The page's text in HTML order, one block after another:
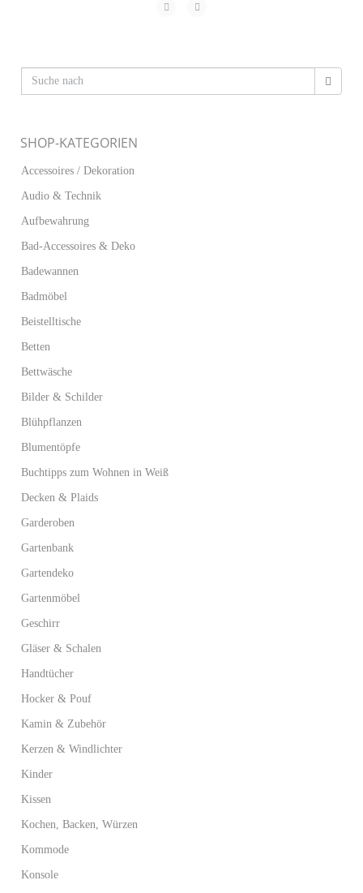
SHOP-KATEGORIEN
Accessoires / Dekoration
Audio & Technik
Aufbewahrung
Bad-Accessoires & Deko
Badewannen
Badmöbel
Beistelltische
Betten
Bettwäsche
Bilder & Schilder
Blühpflanzen
Blumentöpfe
Buchtipps zum Wohnen in Weiß
Decken & Plaids
Garderoben
Gartenbank
Gartendeko
Gartenmöbel
Geschirr
Gläser & Schalen
Handtücher
Hocker & Pouf
Kamin & Zubehör
Kerzen & Windlichter
Kinder
Kissen
Kochen, Backen, Würzen
Kommode
Konsole